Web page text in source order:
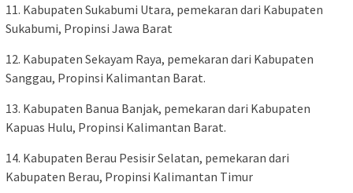
11. Kabupaten Sukabumi Utara, pemekaran dari Kabupaten
Sukabumi, Propinsi Jawa Barat
12. Kabupaten Sekayam Raya, pemekaran dari Kabupaten
Sanggau, Propinsi Kalimantan Barat.
13. Kabupaten Banua Banjak, pemekaran dari Kabupaten
Kapuas Hulu, Propinsi Kalimantan Barat.
14. Kabupaten Berau Pesisir Selatan, pemekaran dari
Kabupaten Berau, Propinsi Kalimantan Timur